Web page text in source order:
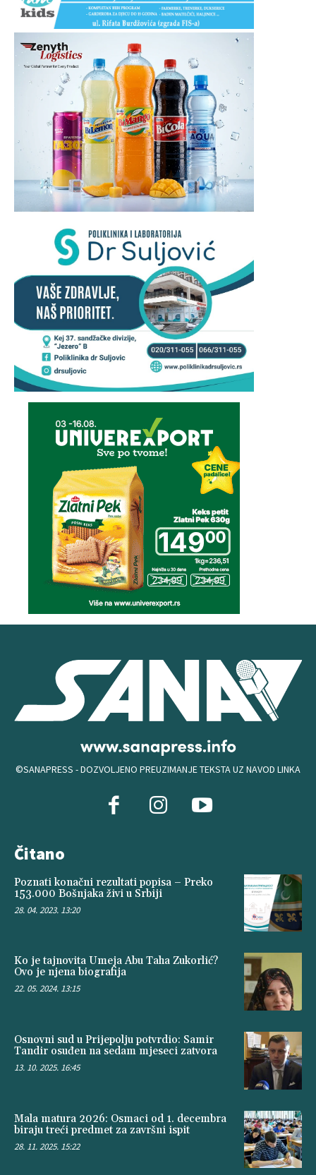
©SANAPRESS - DOZVOLJENO PREUZIMANJE TEKSTA UZ NAVOD LINKA
Čitano
Poznati konačni rezultati popisa – Preko
153.000 Bošnjaka živi u Srbiji
28. 04. 2023. 13:20
Ko je tajnovita Umeja Abu Taha Zukorlić?
Ovo je njena biografija
22. 05. 2024. 13:15
Osnovni sud u Prijepolju potvrdio: Samir
Tandir osuđen na sedam mjeseci zatvora
13. 10. 2025. 16:45
Mala matura 2026: Osmaci od 1. decembra
biraju treći predmet za završni ispit
28. 11. 2025. 15:22